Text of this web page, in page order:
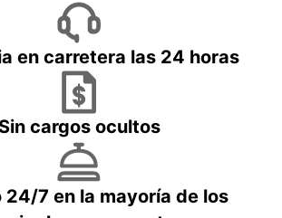
en carretera las 24 horas
Sin cargos ocultos
24/7 en la mayoría de los